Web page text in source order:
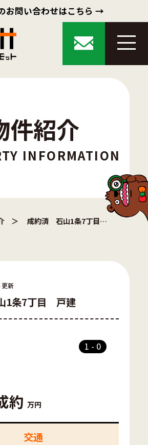
お問い合わせはこちら →
件紹介
INFORMATION
成約済 石山1条7丁目 戸建
新
1条7丁目 戸建
1 - 0
約 万円
交通